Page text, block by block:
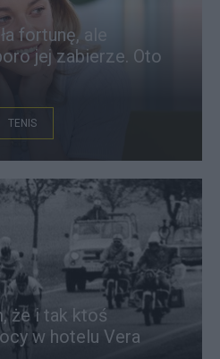
fortunę, ale
jej zabierze. Oto
TENIS
że i tak ktoś
w hotelu Vera